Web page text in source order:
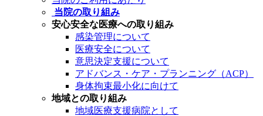
当院の取り組み
安心安全な医療への取り組み
感染管理について
医療安全について
意思決定支援について
アドバンス・ケア・プランニング（ACP）
身体拘束最小化に向けて
地域との取り組み
地域医療支援病院として